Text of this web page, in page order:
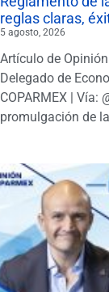
reglas claras,
5 agosto, 2026
Artículo de
Delegado de
COPARMEX | Vía:
promulgación de